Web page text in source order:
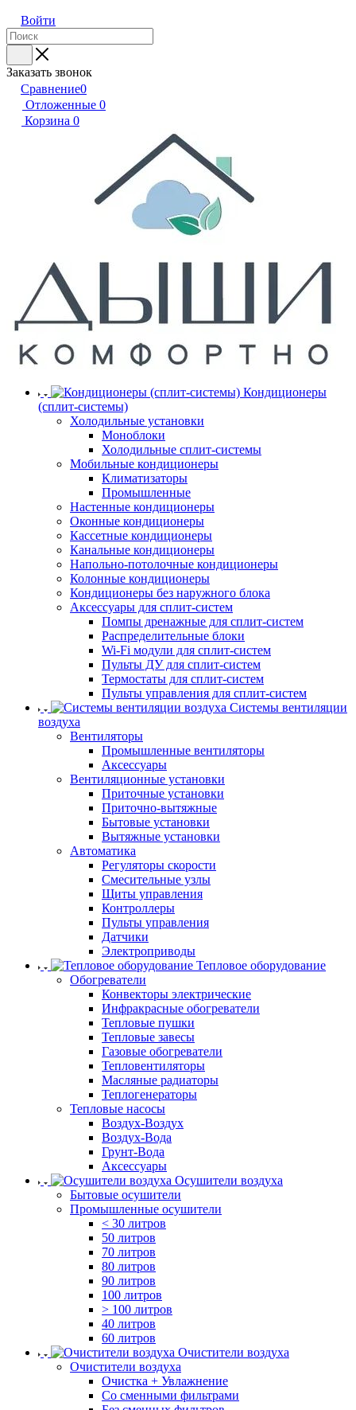
Войти
Заказать звонок
Сравнение0
Отложенные 0
Корзина 0
Кондиционеры
(сплит-системы)
Холодильные установки
Моноблоки
Холодильные сплит-системы
Мобильные кондиционеры
Климатизаторы
Промышленные
Настенные кондиционеры
Оконные кондиционеры
Кассетные кондиционеры
Канальные кондиционеры
Напольно-потолочные кондиционеры
Колонные кондиционеры
Кондиционеры без наружного блока
Аксессуары для сплит-систем
Помпы дренажные для сплит-систем
Распределительные блоки
Wi-Fi модули для сплит-систем
Пульты ДУ для сплит-систем
Термостаты для сплит-систем
Пульты управления для сплит-систем
Системы вентиляции
воздуха
Вентиляторы
Промышленные вентиляторы
Аксессуары
Вентиляционные установки
Приточные установки
Приточно-вытяжные
Бытовые установки
Вытяжные установки
Автоматика
Регуляторы скорости
Смесительные узлы
Щиты управления
Контроллеры
Пульты управления
Датчики
Электроприводы
Тепловое оборудование
Обогреватели
Конвекторы электрические
Инфракрасные обогреватели
Тепловые пушки
Тепловые завесы
Газовые обогреватели
Тепловентиляторы
Масляные радиаторы
Теплогенераторы
Тепловые насосы
Воздух-Воздух
Воздух-Вода
Грунт-Вода
Аксессуары
Осушители воздуха
Бытовые осушители
Промышленные осушители
< 30 литров
50 литров
70 литров
80 литров
90 литров
100 литров
> 100 литров
40 литров
60 литров
Очистители воздуха
Очистители воздуха
Очистка + Увлажнение
Cо сменными фильтрами